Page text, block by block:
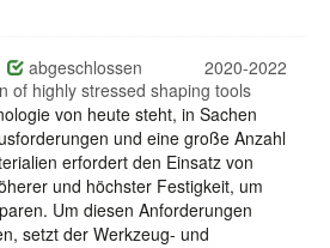
abgeschlossen
2020-2022
of highly stressed shaping tools
von heute steht, in Sachen
und eine große Anzahl
erfordert den Einsatz von
und höchster Festigkeit, um
Um diesen Anforderungen
setzt der Werkzeug- und